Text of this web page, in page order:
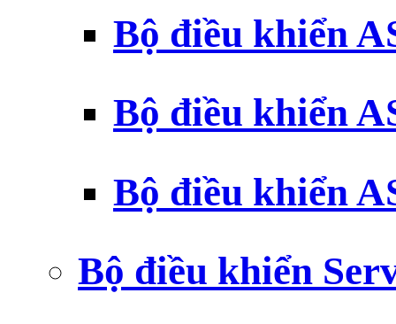
Bộ điều khiển
Bộ điều khiển
Bộ điều khiển
Bộ điều khiển